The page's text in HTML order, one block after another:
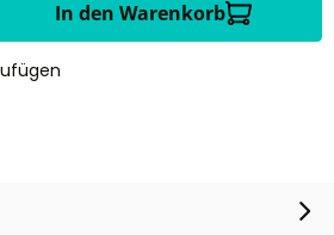
In den Warenkorb